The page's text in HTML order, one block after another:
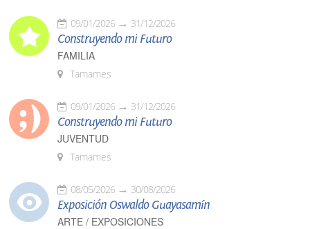
09/01/2026 31/12/2026
Construyendo mi Futuro
FAMILIA
Tamames
09/01/2026 31/12/2026
Construyendo mi Futuro
JUVENTUD
Tamames
08/05/2026 30/08/2026
Exposición Oswaldo Guayasamín
ARTE / EXPOSICIONES